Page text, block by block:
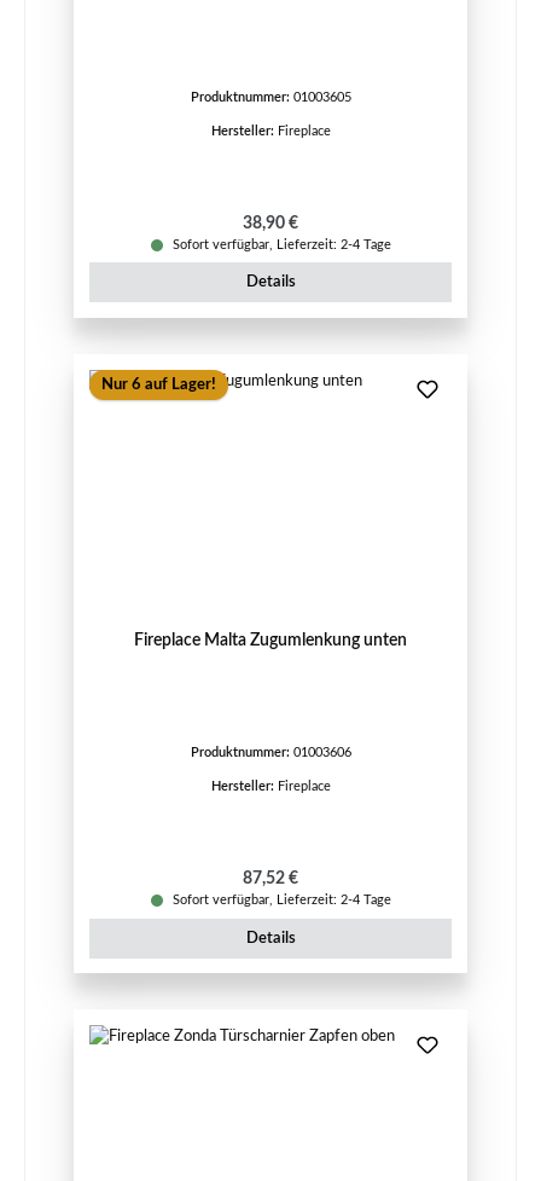
Produktnummer: 01003605
Hersteller: Fireplace
Regulärer Preis:
38,90 €
Sofort verfügbar, Lieferzeit: 2-4 Tage
Details
Nur 6 auf Lager!
Fireplace Malta Zugumlenkung unten
Produktnummer: 01003606
Hersteller: Fireplace
Regulärer Preis:
87,52 €
Sofort verfügbar, Lieferzeit: 2-4 Tage
Details